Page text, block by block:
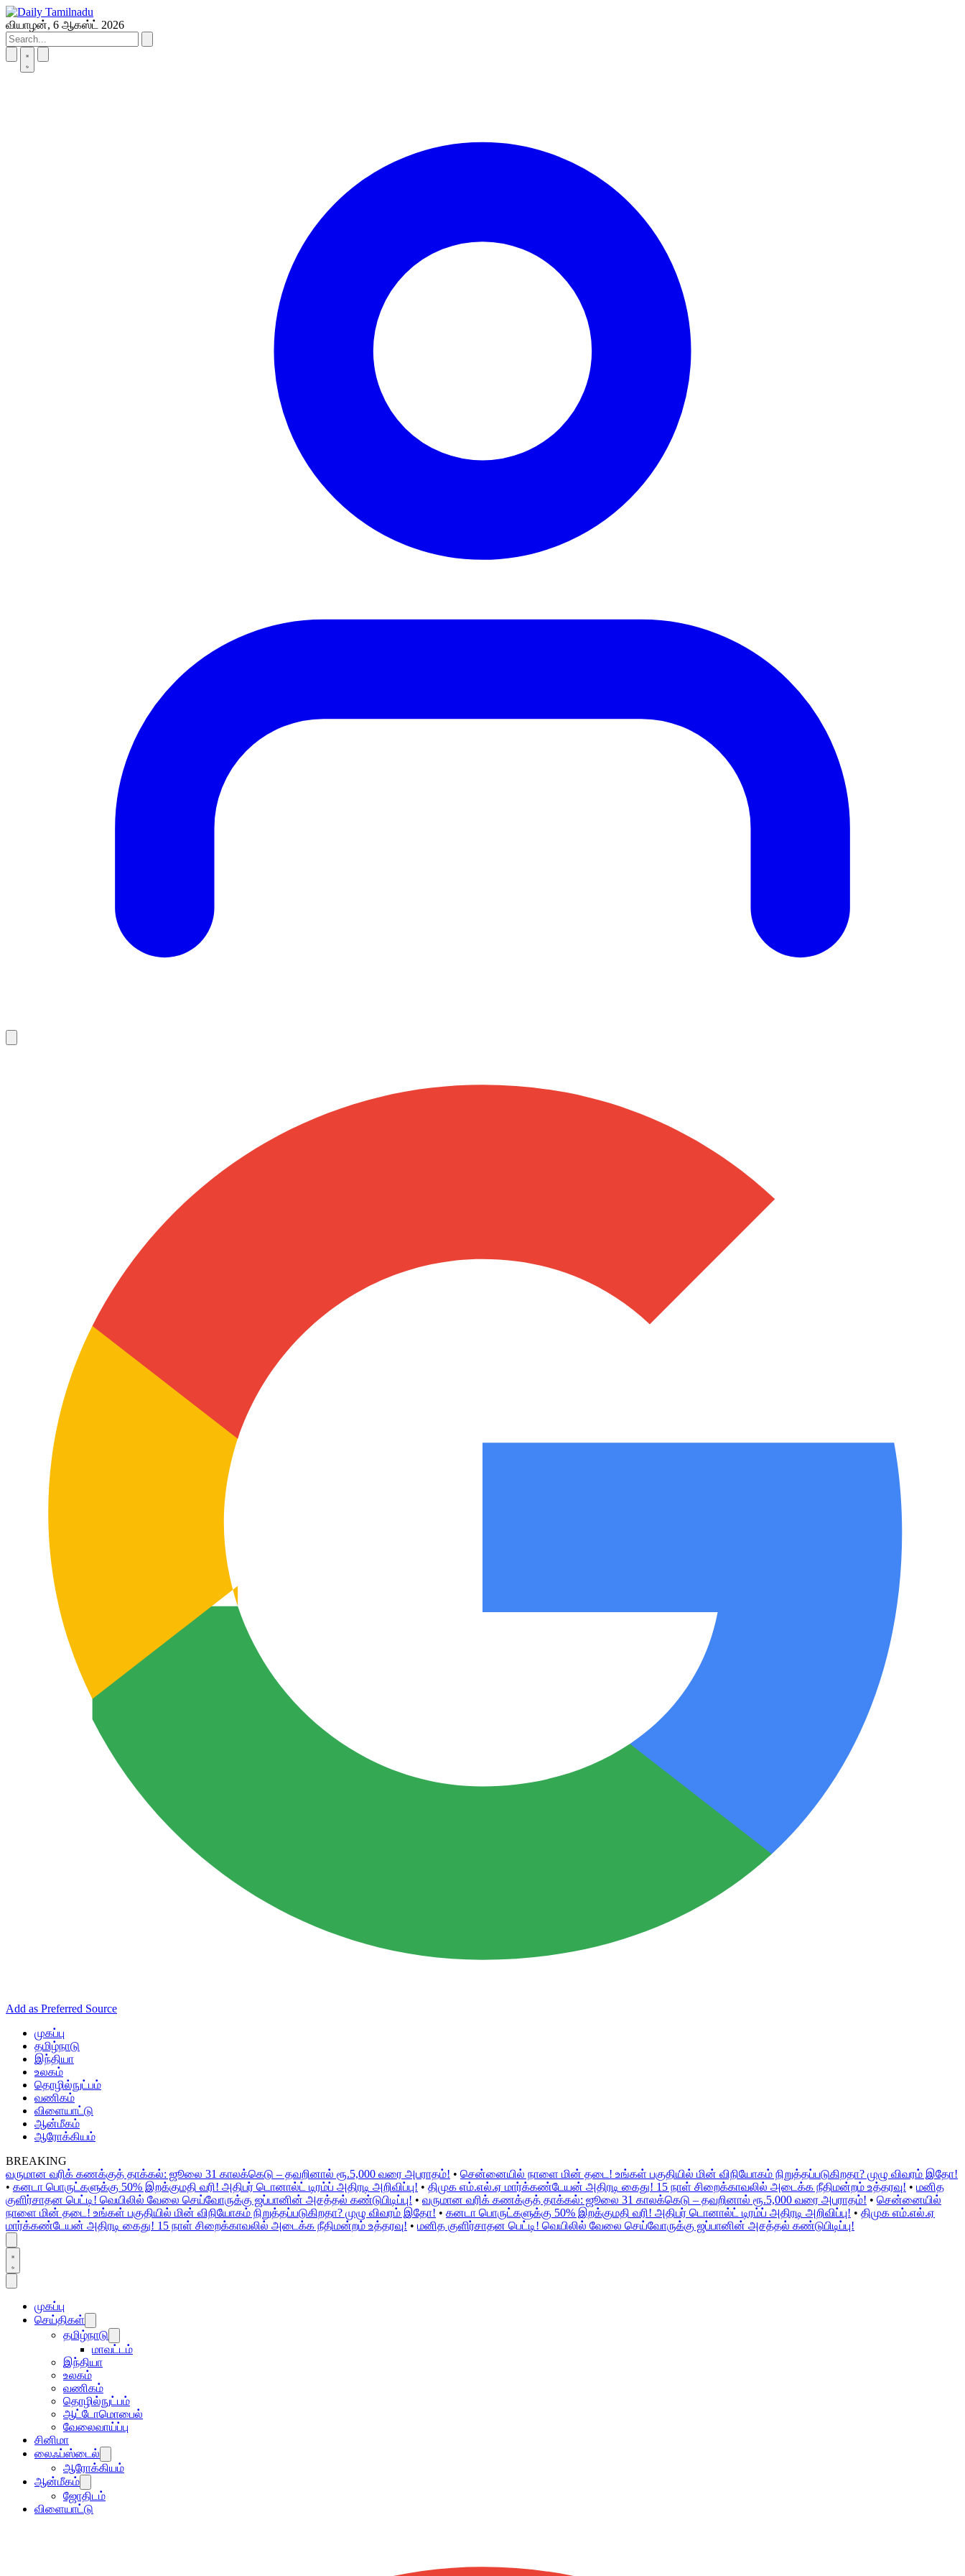
Skip
to
content
வியாழன், 6 ஆகஸ்ட் 2026
Add as Preferred Source
முகப்பு
தமிழ்நாடு
இந்தியா
உலகம்
தொழில்நுட்பம்
வணிகம்
விளையாட்டு
ஆன்மீகம்
ஆரோக்கியம்
BREAKING
வருமான வரிக் கணக்குத் தாக்கல்: ஜூலை 31 காலக்கெடு – தவறினால் ரூ.5,000 வரை அபராதம்! • சென்னையில் நாளை மின் தடை! உங்கள் பகுதியில் மின் விநியோகம் நிறுத்தப்படுகிறதா? முழு விவரம் இதோ!
• கனடா பொருட்களுக்கு 50% இறக்குமதி வரி! அதிபர் டொனால்ட் டிரம்ப் அதிரடி அறிவிப்பு! • திமுக எம்.எல்.ஏ மார்க்கண்டேயன் அதிரடி கைது! 15 நாள் சிறைக்காவலில் அடைக்க நீதிமன்றம் உத்தரவு! • மனித
குளிர்சாதன பெட்டி! வெயிலில் வேலை செய்வோருக்கு ஜப்பானின் அசத்தல் கண்டுபிடிப்பு! • வருமான வரிக் கணக்குத் தாக்கல்: ஜூலை 31 காலக்கெடு – தவறினால் ரூ.5,000 வரை அபராதம்! • சென்னையில்
நாளை மின் தடை! உங்கள் பகுதியில் மின் விநியோகம் நிறுத்தப்படுகிறதா? முழு விவரம் இதோ! • கனடா பொருட்களுக்கு 50% இறக்குமதி வரி! அதிபர் டொனால்ட் டிரம்ப் அதிரடி அறிவிப்பு! • திமுக எம்.எல்.ஏ
மார்க்கண்டேயன் அதிரடி கைது! 15 நாள் சிறைக்காவலில் அடைக்க நீதிமன்றம் உத்தரவு! • மனித குளிர்சாதன பெட்டி! வெயிலில் வேலை செய்வோருக்கு ஜப்பானின் அசத்தல் கண்டுபிடிப்பு!
முகப்பு
செய்திகள்
தமிழ்நாடு
மாவட்டம்
இந்தியா
உலகம்
வணிகம்
தொழில்நுட்பம்
ஆட்டோமொபைல்
வேலைவாய்ப்பு
சினிமா
லைஃப்ஸ்டைல்
ஆரோக்கியம்
ஆன்மீகம்
ஜோதிடம்
விளையாட்டு